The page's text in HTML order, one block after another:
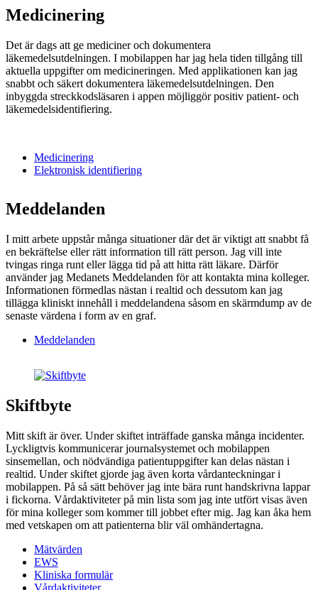
Medicinering
Det är dags att ge mediciner och dokumentera
läkemedelsutdelningen. I mobilappen har jag hela tiden tillgång till
aktuella uppgifter om medicineringen. Med applikationen kan jag
snabbt och säkert dokumentera läkemedelsutdelningen. Den
inbyggda streckkodsläsaren i appen möjliggör positiv patient- och
läkemedelsidentifiering.
Medicinering
Elektronisk identifiering
Meddelanden
I mitt arbete uppstår många situationer där det är viktigt att snabbt få
en bekräftelse eller rätt information till rätt person. Jag vill inte
tvingas ringa runt eller lägga tid på att hitta rätt läkare. Därför
använder jag Medanets Meddelanden för att kontakta mina kolleger.
Informationen förmedlas nästan i realtid och dessutom kan jag
tillägga kliniskt innehåll i meddelandena såsom en skärmdump av de
senaste värdena i form av en graf.
Meddelanden
Skiftbyte
Mitt skift är över. Under skiftet inträffade ganska många incidenter.
Lyckligtvis kommunicerar journalsystemet och mobilappen
sinsemellan, och nödvändiga patientuppgifter kan delas nästan i
realtid. Under skiftet gjorde jag även korta vårdanteckningar i
mobilappen. På så sätt behöver jag inte bära runt handskrivna lappar
i fickorna. Vårdaktiviteter på min lista som jag inte utfört visas även
för mina kolleger som kommer till jobbet efter mig. Jag kan åka hem
med vetskapen om att patienterna blir väl omhändertagna.
Mätvärden
EWS
Kliniska formulär
Vårdaktiviteter